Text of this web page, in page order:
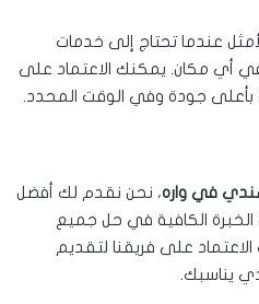
عندما تحتاج إلى خدمات
في أي مكان. يمكنك الاعتماد على
بأعلى جودة وفي الوقت المحدد.
في واره، نحن نقدم لك أفضل
الخبرة الكافية في حل جميع
على فريقنا لتقديم
يناسبك.